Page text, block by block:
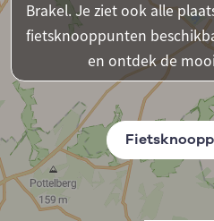
Brakel. Je ziet ook alle
fietsknooppunten
en ontdek de